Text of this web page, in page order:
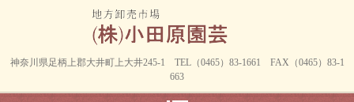
神奈川県足柄上郡大井町上大井245-1 TEL（0465）83-1661 FAX（0465）83-1
663